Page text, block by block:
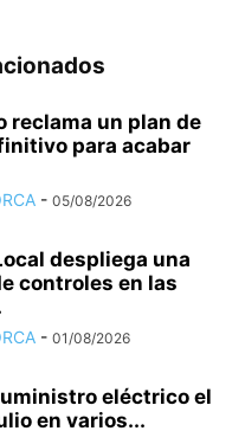
reclama un plan de
para acabar
- 05/08/2026
despliega una
controles en las
- 01/08/2026
eléctrico el
en varios...